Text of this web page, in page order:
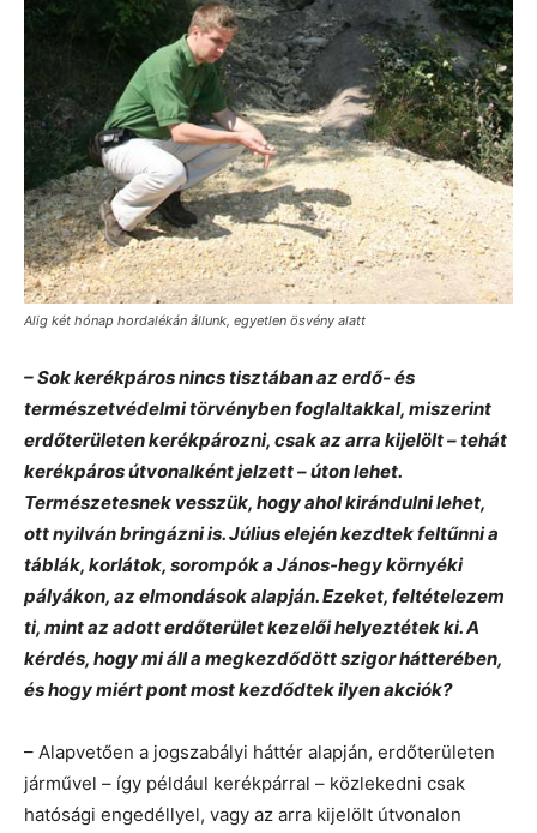
Alig két hónap hordalékán állunk, egyetlen ösvény alatt
– Sok kerékpáros nincs tisztában az erdő- és
természetvédelmi törvényben foglaltakkal, miszerint
erdőterületen kerékpározni, csak az arra kijelölt – tehát
kerékpáros útvonalként jelzett – úton lehet.
Természetesnek vesszük, hogy ahol kirándulni lehet,
ott nyilván bringázni is. Július elején kezdtek feltűnni a
táblák, korlátok, sorompók a János-hegy környéki
pályákon, az elmondások alapján. Ezeket, feltételezem
ti, mint az adott erdőterület kezelői helyeztétek ki. A
kérdés, hogy mi áll a megkezdődött szigor hátterében,
és hogy miért pont most kezdődtek ilyen akciók?
– Alapvetően a jogszabályi háttér alapján, erdőterületen
járművel – így például kerékpárral – közlekedni csak
hatósági engedéllyel, vagy az arra kijelölt útvonalon